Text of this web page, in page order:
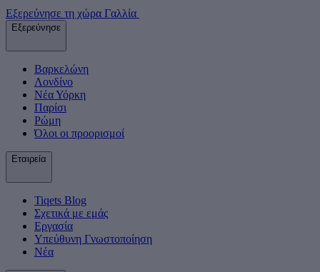
Εξερεύνησε τη χώρα Γαλλία
Εξερεύνησε
Βαρκελώνη
Λονδίνο
Νέα Υόρκη
Παρίσι
Ρώμη
Όλοι οι προορισμοί
Εταιρεία
Tiqets Βlog
Σχετικά με εμάς
Εργασία
Υπεύθυνη Γνωστοποίηση
Νέα